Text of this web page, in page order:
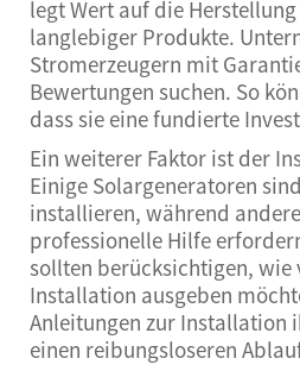
legt Wert auf die
langlebiger Produkte.
Stromerzeugern mit
Bewertungen suchen. So
dass sie eine fundierte
Ein weiterer Faktor ist der
Einige Solargeneratoren
installieren, während
professionelle Hilfe
sollten berücksichtigen, wie
Installation ausgeben
Anleitungen zur Installation
einen reibungsloseren